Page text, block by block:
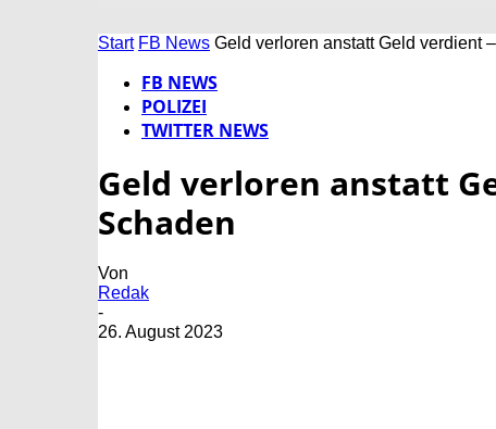
Start FB News Geld verloren anstatt Geld verdient
FB NEWS
POLIZEI
TWITTER NEWS
Geld verloren anstatt
Schaden
Von
Redak
-
26. August 2023